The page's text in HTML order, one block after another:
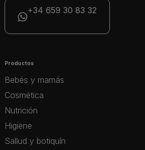
+34 659 30 83 32
Productos
Bebés y mamás
Cosmética
Nutrición
Higiene
Sallud y botiquín